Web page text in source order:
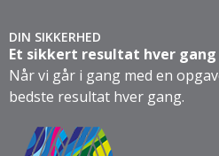
DIN SIKKERHED
Et sikkert resultat hver gang
Når vi går i gang med en
bedste resultat hver gang.